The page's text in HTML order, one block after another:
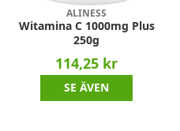
ALINESS
Witamina C 1000mg Plus
250g
114,25 kr
SE ÄVEN